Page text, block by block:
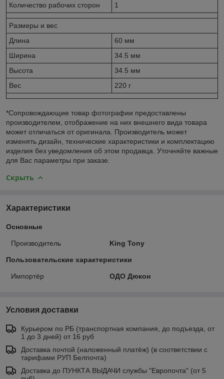
Количество рабочих сторон
1
Размеры и вес
Длина
60 мм
Ширина
34.5 мм
Высота
34.5 мм
Вес
220 г
*Сопровождающие товар фотографии предоставлены
производителем, отображение на них внешнего вида товара
может отличаться от оригинала. Производитель может
изменять дизайн, технические характеристики и комплектацию
изделия без уведомления об этом продавца. Уточняйте важные
для Вас параметры при заказе.
Скрыть
Характеристики
Основные
Производитель King Tony
Пользовательские характеристики
Импортёр ОДО Дюкон
Условия доставки
Курьером по РБ (транспортная компания, до подъезда, от
1 до 3 дней) от 16 руб
Доставка почтой (наложенный платёж) (в соответствии с
тарифами РУП Белпочта)
Доставка до ПУНКТА ВЫДАЧИ службы "Европочта" (от 5